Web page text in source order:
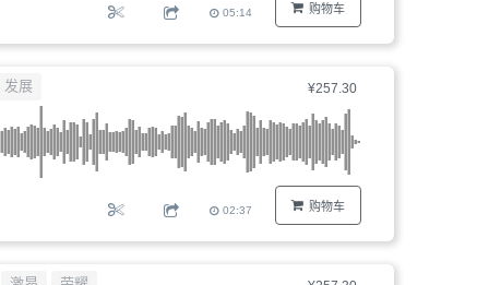
购物车
05:14
¥257.30
购物车
发展
02:37